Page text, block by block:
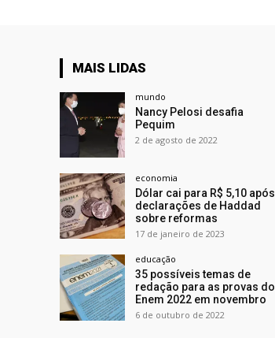
MAIS LIDAS
mundo
Nancy Pelosi desafia
Pequim
2 de agosto de 2022
economia
Dólar cai para R$ 5,10 após
declarações de Haddad
sobre reformas
17 de janeiro de 2023
educação
35 possíveis temas de
redação para as provas do
Enem 2022 em novembro
6 de outubro de 2022